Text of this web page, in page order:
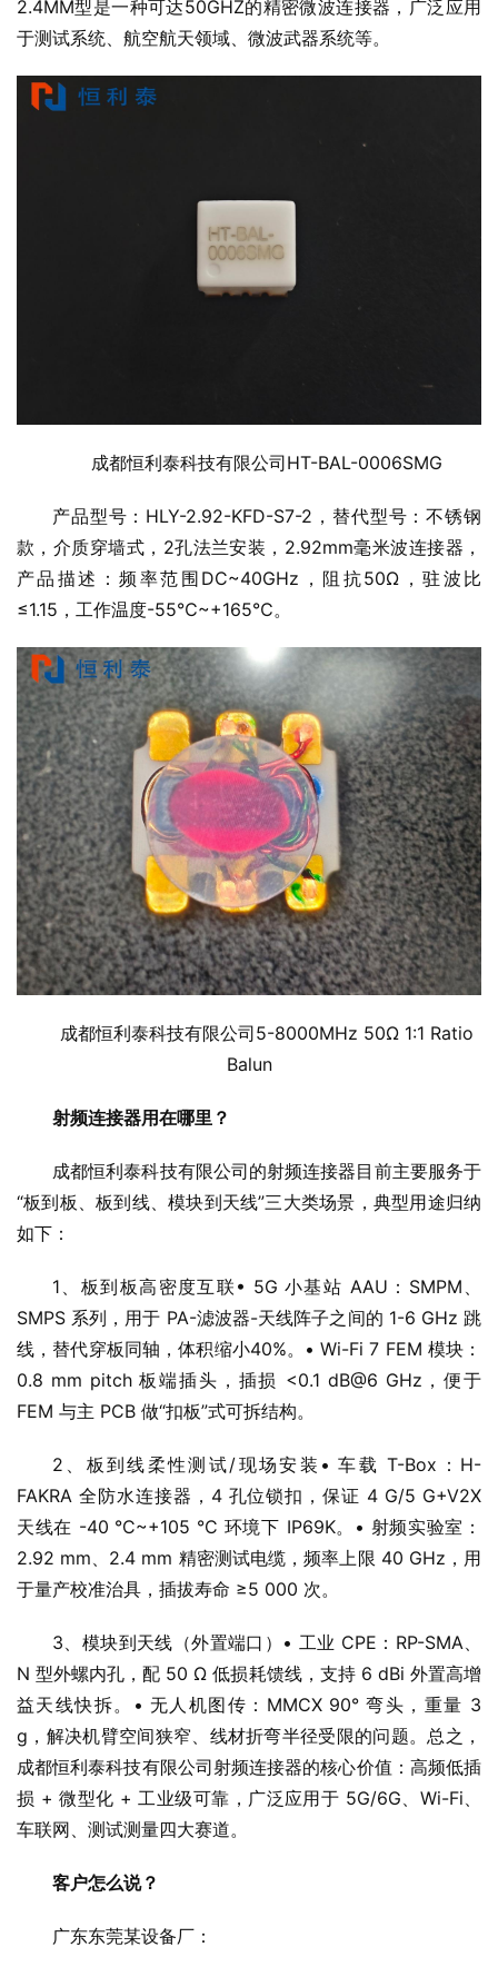
2.4MM型是一种可达50GHZ的精密微波连接器，广泛应用
于测试系统、航空航天领域、微波武器系统等。
成都恒利泰科技有限公司HT-BAL-0006SMG
产品型号：HLY-2.92-KFD-S7-2，替代型号：不锈钢
款，介质穿墙式，2孔法兰安装，2.92mm毫米波连接器，
产品描述：频率范围DC~40GHz，阻抗50Ω，驻波比
≤1.15，工作温度-55℃~+165℃。
成都恒利泰科技有限公司5-8000MHz 50Ω 1:1 Ratio
Balun
射频连接器用在哪里？
成都恒利泰科技有限公司的射频连接器目前主要服务于
“板到板、板到线、模块到天线”三大类场景，典型用途归纳
如下：
1、板到板高密度互联• 5G 小基站 AAU：SMPM、
SMPS 系列，用于 PA-滤波器-天线阵子之间的 1-6 GHz 跳
线，替代穿板同轴，体积缩小40%。• Wi-Fi 7 FEM 模块：
0.8 mm pitch 板端插头，插损 <0.1 dB@6 GHz，便于
FEM 与主 PCB 做“扣板”式可拆结构。
2、板到线柔性测试/现场安装• 车载 T-Box：H-
FAKRA 全防水连接器，4 孔位锁扣，保证 4 G/5 G+V2X
天线在 -40 °C~+105 °C 环境下 IP69K。• 射频实验室：
2.92 mm、2.4 mm 精密测试电缆，频率上限 40 GHz，用
于量产校准治具，插拔寿命 ≥5 000 次。
3、模块到天线（外置端口）• 工业 CPE：RP-SMA、
N 型外螺内孔，配 50 Ω 低损耗馈线，支持 6 dBi 外置高增
益天线快拆。• 无人机图传：MMCX 90° 弯头，重量 3
g，解决机臂空间狭窄、线材折弯半径受限的问题。总之，
成都恒利泰科技有限公司射频连接器的核心价值：高频低插
损 + 微型化 + 工业级可靠，广泛应用于 5G/6G、Wi-Fi、
车联网、测试测量四大赛道。
客户怎么说？
广东东莞某设备厂：